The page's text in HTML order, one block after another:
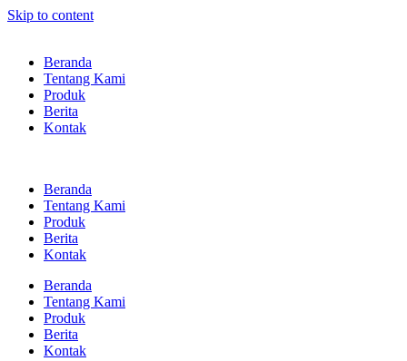
Skip to content
Beranda
Tentang Kami
Produk
Berita
Kontak
Beranda
Tentang Kami
Produk
Berita
Kontak
Beranda
Tentang Kami
Produk
Berita
Kontak